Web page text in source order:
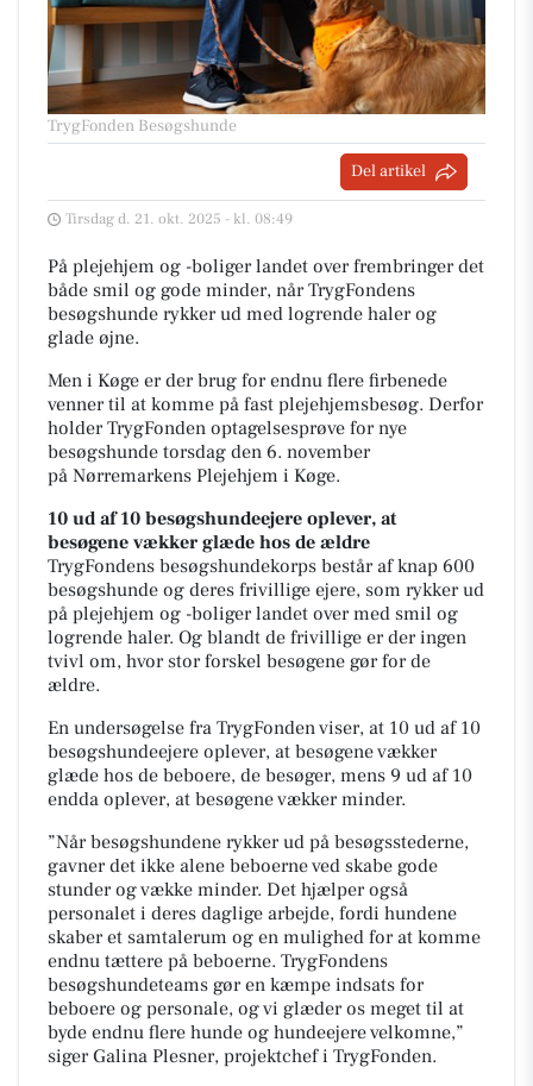
TrygFonden Besøgshunde
Del artikel
Tirsdag d. 21. okt. 2025 - kl. 08:49
På plejehjem og -boliger landet over frembringer det
både smil og gode minder, når TrygFondens
besøgshunde rykker ud med logrende haler og
glade øjne.
Men i Køge er der brug for endnu flere firbenede
venner til at komme på fast plejehjemsbesøg. Derfor
holder TrygFonden optagelsesprøve for nye
besøgshunde torsdag den 6. november
på Nørremarkens Plejehjem i Køge.
10 ud af 10 besøgshundeejere oplever, at
besøgene vækker glæde hos de ældre
TrygFondens besøgshundekorps består af knap 600
besøgshunde og deres frivillige ejere, som rykker ud
på plejehjem og -boliger landet over med smil og
logrende haler. Og blandt de frivillige er der ingen
tvivl om, hvor stor forskel besøgene gør for de
ældre.
En undersøgelse fra TrygFonden viser, at 10 ud af 10
besøgshundeejere oplever, at besøgene vækker
glæde hos de beboere, de besøger, mens 9 ud af 10
endda oplever, at besøgene vækker minder.
”Når besøgshundene rykker ud på besøgsstederne,
gavner det ikke alene beboerne ved skabe gode
stunder og vække minder. Det hjælper også
personalet i deres daglige arbejde, fordi hundene
skaber et samtalerum og en mulighed for at komme
endnu tættere på beboerne. TrygFondens
besøgshundeteams gør en kæmpe indsats for
beboere og personale, og vi glæder os meget til at
byde endnu flere hunde og hundeejere velkomne,”
siger Galina Plesner, projektchef i TrygFonden.